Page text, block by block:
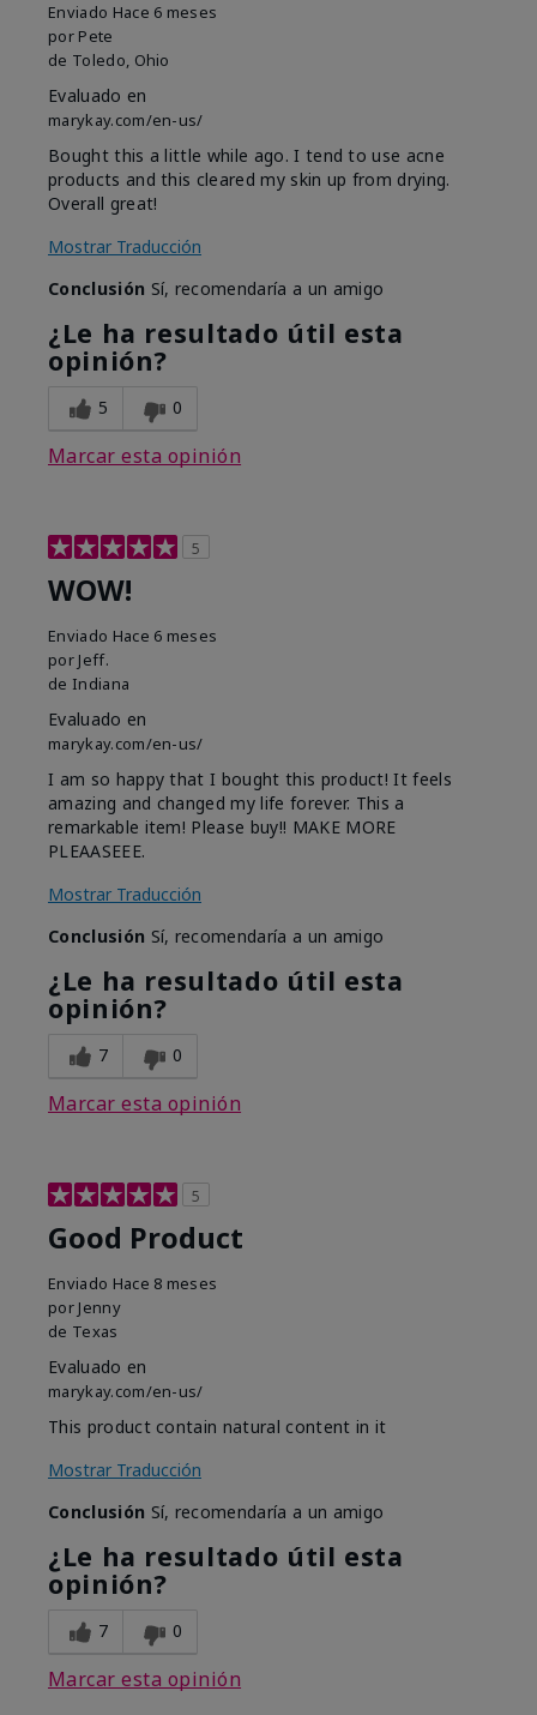
Enviado Hace 6 meses
por Pete
de Toledo, Ohio
Evaluado en
marykay.com/en-us/
Bought this a little while ago. I tend to use acne
products and this cleared my skin up from drying.
Overall great!
Mostrar Traducción
Conclusión Sí, recomendaría a un amigo
¿Le ha resultado útil esta
opinión?
5 0
Marcar esta opinión
5
WOW!
Enviado Hace 6 meses
por Jeff.
de Indiana
Evaluado en
marykay.com/en-us/
I am so happy that I bought this product! It feels
amazing and changed my life forever. This a
remarkable item! Please buy!! MAKE MORE
PLEAASEEE.
Mostrar Traducción
Conclusión Sí, recomendaría a un amigo
¿Le ha resultado útil esta
opinión?
7 0
Marcar esta opinión
5
Good Product
Enviado Hace 8 meses
por Jenny
de Texas
Evaluado en
marykay.com/en-us/
This product contain natural content in it
Mostrar Traducción
Conclusión Sí, recomendaría a un amigo
¿Le ha resultado útil esta
opinión?
7 0
Marcar esta opinión